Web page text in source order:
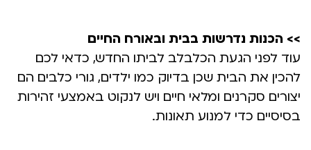
>> הכנות נדרשות בבית ובאורח החיים
עוד לפני הגעת הכלבלב לביתו החדש, כדאי לכם
להכין את הבית שכן בדיוק כמו ילדים, גורי כלבים הם
יצורים סקרנים ומלאי חיים ויש לנקוט באמצעי זהירות
בסיסיים כדי למנוע תאונות.